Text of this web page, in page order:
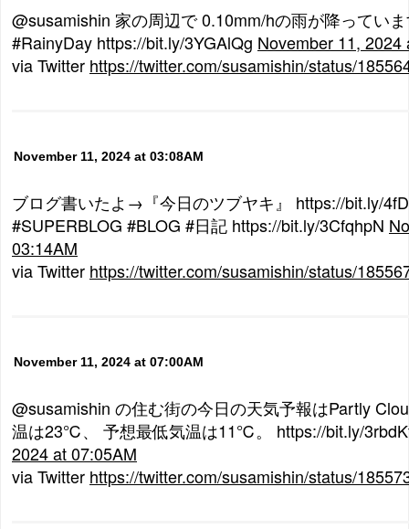
@susamishin 家の周辺で 0.10mm/hの雨が降ってい
#RainyDay https://bit.ly/3YGAlQg November 11, 2024
via Twitter https://twitter.com/susamishin/status/
November 11, 2024 at 03:08AM
ブログ書いたよ→『今日のツブヤキ』 https://bit.ly/
#SUPERBLOG #BLOG #日記 https://bit.ly/3CfqhpN
03:14AM
via Twitter https://twitter.com/susamishin/status/
November 11, 2024 at 07:00AM
@susamishin の住む街の今日の天気予報はPartly
温は23℃、 予想最低気温は11℃。 https://bit.ly/
2024 at 07:05AM
via Twitter https://twitter.com/susamishin/status/